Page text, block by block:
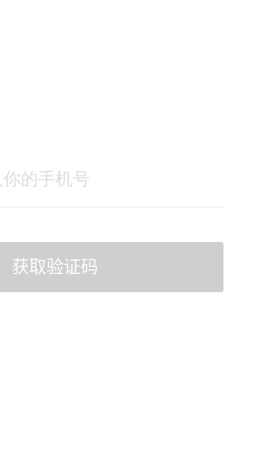
获取验证码